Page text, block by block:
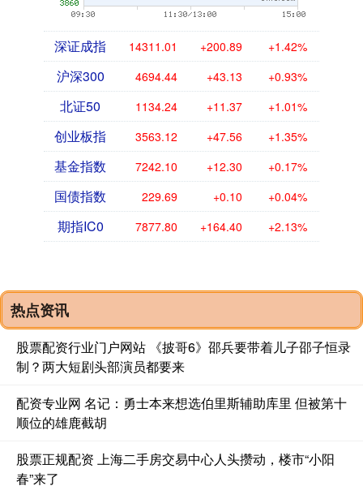
深证成指 14311.01 +200.89 +1.42%
沪深300 4694.44 +43.13 +0.93%
北证50 1134.24 +11.37 +1.01%
创业板指 3563.12 +47.56 +1.35%
基金指数 7242.10 +12.30 +0.17%
国债指数 229.69 +0.10 +0.04%
期指IC0 7877.80 +164.40 +2.13%
热点资讯
股票配资行业门户网站 《披哥6》邵兵要带着儿子邵子恒录
制？两大短剧头部演员都要来
配资专业网 名记：勇士本来想选伯里斯辅助库里 但被第十
顺位的雄鹿截胡
股票正规配资 上海二手房交易中心人头攒动，楼市“小阳
春”来了